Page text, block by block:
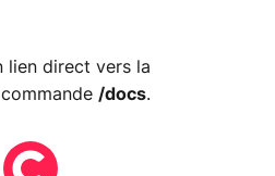
lien direct vers la
/docs.